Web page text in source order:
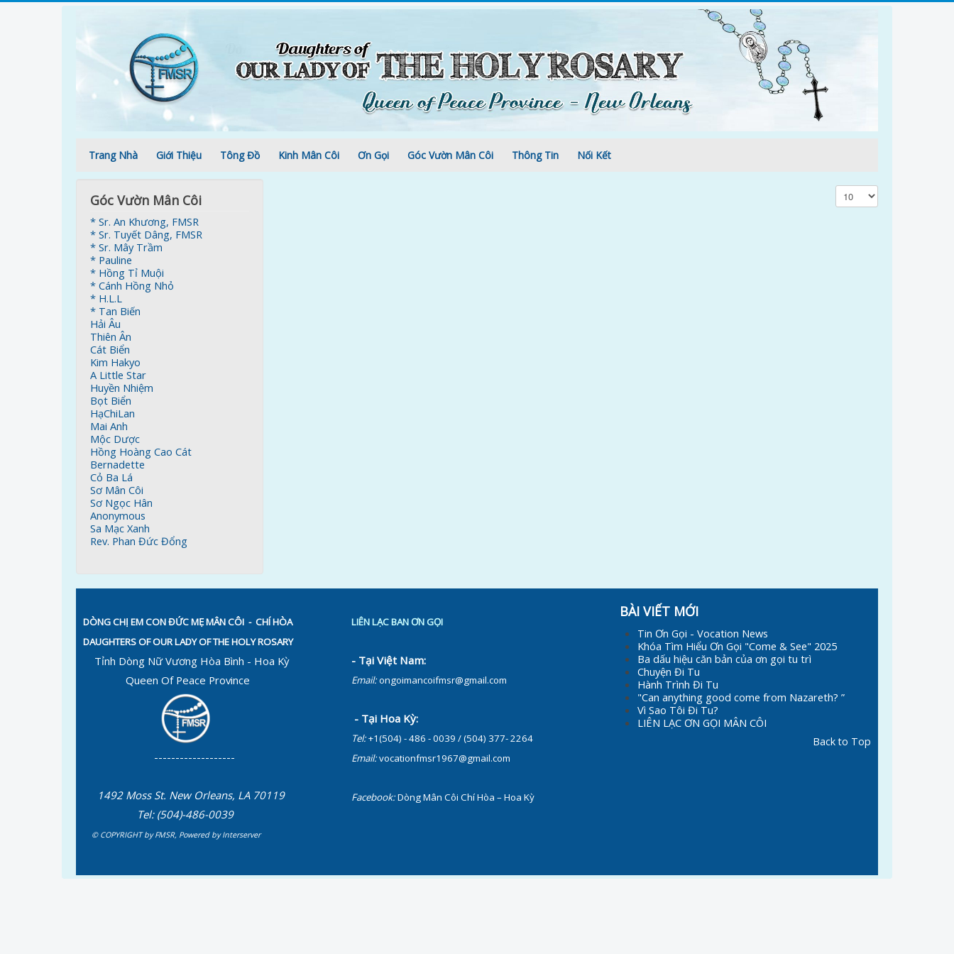
Trang Nhà Giới Thiệu Tông Đồ Kinh Mân Côi Ơn Gọi Góc Vườn Mân Côi Thông Tin Nối Kết
Góc Vườn Mân Côi
* Sr. An Khương, FMSR
* Sr. Tuyết Dâng, FMSR
* Sr. Mây Trầm
* Pauline
* Hồng Tỉ Muội
* Cánh Hồng Nhỏ
* H.L.L
* Tan Biến
Hải Âu
Thiên Ân
Cát Biển
Kim Hakyo
A Little Star
Huyền Nhiệm
Bọt Biển
HạChiLan
Mai Anh
Mộc Dược
Hồng Hoàng Cao Cát
Bernadette
Cỏ Ba Lá
Sơ Mân Côi
Sơ Ngọc Hân
Anonymous
Sa Mạc Xanh
Rev. Phan Đức Đổng
Display #
DÒNG CHỊ EM CON ĐỨC MẸ MÂN CÔI - CHÍ HÒA
DAUGHTERS OF OUR LADY OF THE HOLY ROSARY
Tỉnh Dòng Nữ Vương Hòa Bình - Hoa Kỳ
Queen Of Peace Province
-------------------
1492 Moss St. New Orleans, LA 70119
Tel: (504)-486-0039
© COPYRIGHT by FMSR, Powered byInterserver
LIÊN LẠC BAN ƠN GỌI
- Tại Việt Nam:
Email:ongoimancoifmsr@gmail.com
- Tại Hoa Kỳ:
Tel:+1(504) - 486 - 0039 / (504) 377- 2264
Email:vocationfmsr1967@gmail.com
Facebook:Dòng Mân Côi Chí Hòa – Hoa Kỳ
BÀI VIẾT MỚI
Tin Ơn Gọi - Vocation News
Khóa Tìm Hiểu Ơn Gọi "Come & See" 2025
Ba dấu hiệu căn bản của ơn gọi tu trì
Chuyện Đi Tu
Hành Trình Đi Tu
"Can anything good come from Nazareth? ”
Vì Sao Tôi Đi Tu?
LIÊN LẠC ƠN GỌI MÂN CÔI
Back to Top